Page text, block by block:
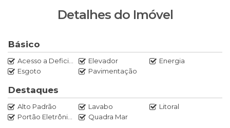
conforto do seu próprio lar e viver o estilo de vida litorâneo
Apto com 109,00m² sendo:
1 suíte;
2 demi-suítes;
lavabo;
sala de estar/cozinha;
sacada com churrasqueira;
2 vagas de garagem (garagem gaveta).
Detalhes do Imóvel
Básico
Acesso a Deficientes Elevador
Energia
Esgoto
Pavimentação
Destaques
Alto Padrão Lavabo
Litoral
Portão Eletrônico
Quadra Mar